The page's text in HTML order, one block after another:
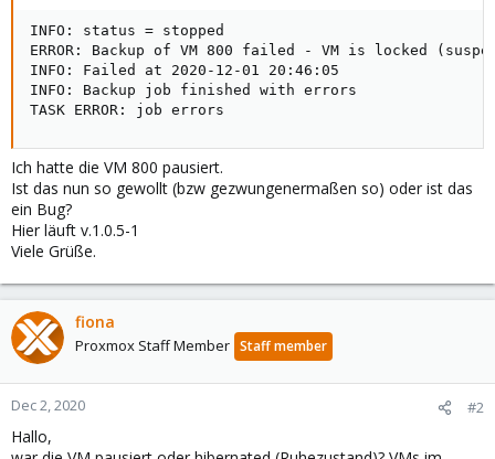
INFO: status = stopped
ERROR: Backup of VM 800 failed - VM is locked
INFO: Failed at 2020-12-01 20:46:05
INFO: Backup job finished with errors
TASK ERROR: job errors
Ich hatte die VM 800 pausiert.
Ist das nun so gewollt (bzw gezwungenermaßen so) oder ist das
ein Bug?
Hier läuft v.1.0.5-1
Viele Grüße.
fiona
Proxmox Staff Member Staff member
Dec 2, 2020 #2
Hallo,